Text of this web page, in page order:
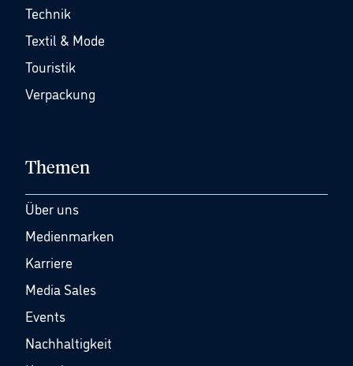
Technik
Textil & Mode
Touristik
Verpackung
Themen
Über uns
Medienmarken
Karriere
Media Sales
Events
Nachhaltigkeit